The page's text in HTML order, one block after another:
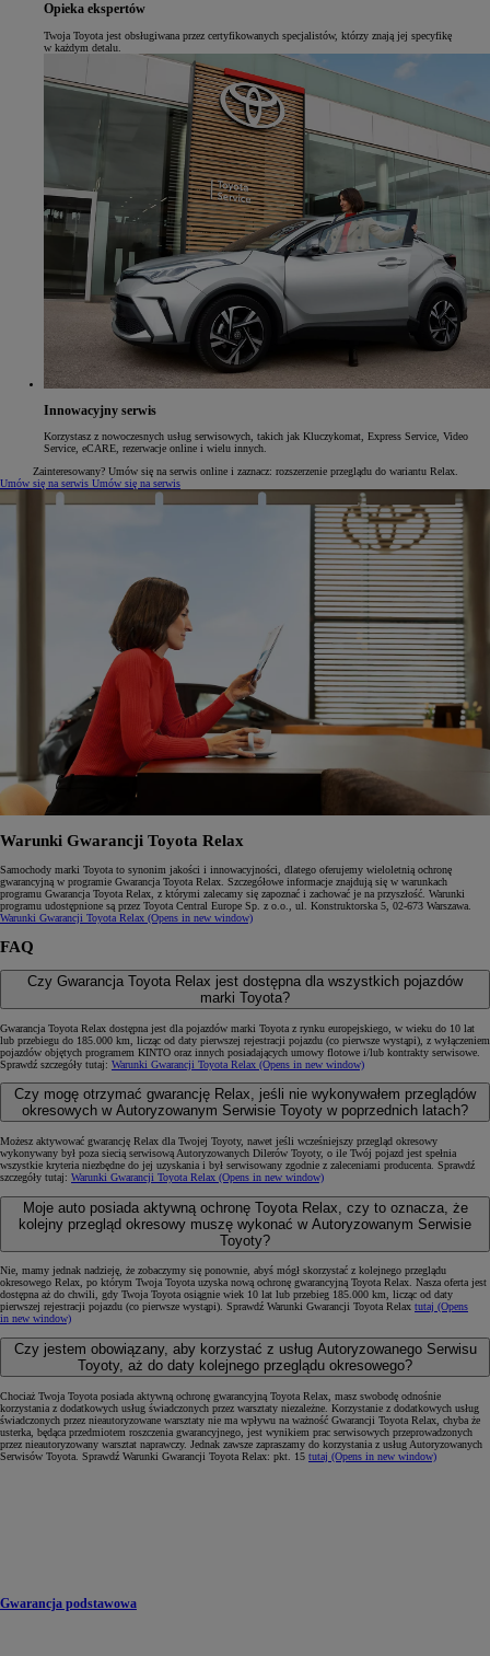
Opieka ekspertów
Twoja Toyota jest obsługiwana przez certyfikowanych specjalistów, którzy znają jej specyfikę
w każdym detalu.
Innowacyjny serwis
Korzystasz z nowoczesnych usług serwisowych, takich jak Kluczykomat, Express Service, Video
Service, eCARE, rezerwacje online i wielu innych.
Zainteresowany? Umów się na serwis online i zaznacz: rozszerzenie przeglądu do wariantu Relax.
Umów się na serwis Umów się na serwis
Warunki Gwarancji Toyota Relax
Samochody marki Toyota to synonim jakości i innowacyjności, dlatego oferujemy wieloletnią ochronę
gwarancyjną w programie Gwarancja Toyota Relax. Szczegółowe informacje znajdują się w warunkach
programu Gwarancja Toyota Relax, z którymi zalecamy się zapoznać i zachować je na przyszłość. Warunki
programu udostępnione są przez Toyota Central Europe Sp. z o.o., ul. Konstruktorska 5, 02‑673 Warszawa.
Warunki Gwarancji Toyota Relax (Opens in new window)
FAQ
Czy Gwarancja Toyota Relax jest dostępna dla wszystkich pojazdów
marki Toyota?
Gwarancja Toyota Relax dostępna jest dla pojazdów marki Toyota z rynku europejskiego, w wieku do 10 lat
lub przebiegu do 185.000 km, licząc od daty pierwszej rejestracji pojazdu (co pierwsze wystąpi), z wyłączeniem
pojazdów objętych programem KINTO oraz innych posiadających umowy flotowe i/lub kontrakty serwisowe.
Sprawdź szczegóły tutaj: Warunki Gwarancji Toyota Relax (Opens in new window)
Czy mogę otrzymać gwarancję Relax, jeśli nie wykonywałem przeglądów
okresowych w Autoryzowanym Serwisie Toyoty w poprzednich latach?
Możesz aktywować gwarancję Relax dla Twojej Toyoty, nawet jeśli wcześniejszy przegląd okresowy
wykonywany był poza siecią serwisową Autoryzowanych Dilerów Toyoty, o ile Twój pojazd jest spełnia
wszystkie kryteria niezbędne do jej uzyskania i był serwisowany zgodnie z zaleceniami producenta. Sprawdź
szczegóły tutaj: Warunki Gwarancji Toyota Relax (Opens in new window)
Moje auto posiada aktywną ochronę Toyota Relax, czy to oznacza, że
kolejny przegląd okresowy muszę wykonać w Autoryzowanym Serwisie
Toyoty?
Nie, mamy jednak nadzieję, że zobaczymy się ponownie, abyś mógł skorzystać z kolejnego przeglądu
okresowego Relax, po którym Twoja Toyota uzyska nową ochronę gwarancyjną Toyota Relax. Nasza oferta jest
dostępna aż do chwili, gdy Twoja Toyota osiągnie wiek 10 lat lub przebieg 185.000 km, licząc od daty
pierwszej rejestracji pojazdu (co pierwsze wystąpi). Sprawdź Warunki Gwarancji Toyota Relax tutaj (Opens
in new window)
Czy jestem obowiązany, aby korzystać z usług Autoryzowanego Serwisu
Toyoty, aż do daty kolejnego przeglądu okresowego?
Chociaż Twoja Toyota posiada aktywną ochronę gwarancyjną Toyota Relax, masz swobodę odnośnie
korzystania z dodatkowych usług świadczonych przez warsztaty niezależne. Korzystanie z dodatkowych usług
świadczonych przez nieautoryzowane warsztaty nie ma wpływu na ważność Gwarancji Toyota Relax, chyba że
usterka, będąca przedmiotem roszczenia gwarancyjnego, jest wynikiem prac serwisowych przeprowadzonych
przez nieautoryzowany warsztat naprawczy. Jednak zawsze zapraszamy do korzystania z usług Autoryzowanych
Serwisów Toyota. Sprawdź Warunki Gwarancji Toyota Relax: pkt. 15 tutaj (Opens in new window)
Gwarancja podstawowa